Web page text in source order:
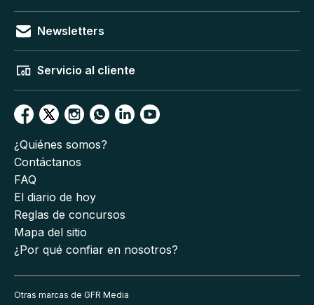
Newsletters
Servicio al cliente
¿Quiénes somos?
Contáctanos
FAQ
El diario de hoy
Reglas de concursos
Mapa del sitio
¿Por qué confiar en nosotros?
Otras marcas de GFR Media